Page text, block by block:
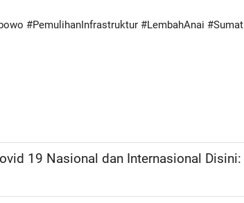
#PemulihanInfrastruktur #LembahAnai
19 Nasional dan Internasional Disini: